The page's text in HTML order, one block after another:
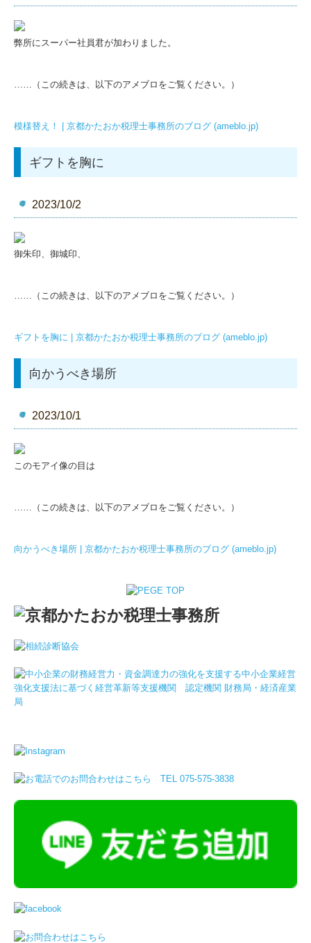
弊所にスーパー社員君が加わりました。
……（この続きは、以下のアメブロをご覧ください。）
模様替え！ | 京都かたおか税理士事務所のブログ (ameblo.jp)
ギフトを胸に
2023/10/2
御朱印、御城印、
……（この続きは、以下のアメブロをご覧ください。）
ギフトを胸に | 京都かたおか税理士事務所のブログ (ameblo.jp)
向かうべき場所
2023/10/1
このモアイ像の目は
……（この続きは、以下のアメブロをご覧ください。）
向かうべき場所 | 京都かたおか税理士事務所のブログ (ameblo.jp)